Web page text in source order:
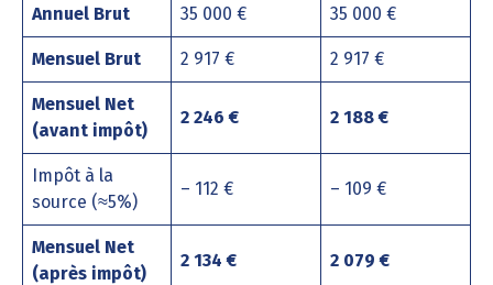
Annuel Brut 35 000 € 35 000 €
Mensuel Brut 2 917 € 2 917 €
Mensuel Net
(avant impôt)
2 246 € 2 188 €
Impôt à la
source (≈5%)
– 112 € – 109 €
Mensuel Net
(après impôt)
2 134 € 2 079 €